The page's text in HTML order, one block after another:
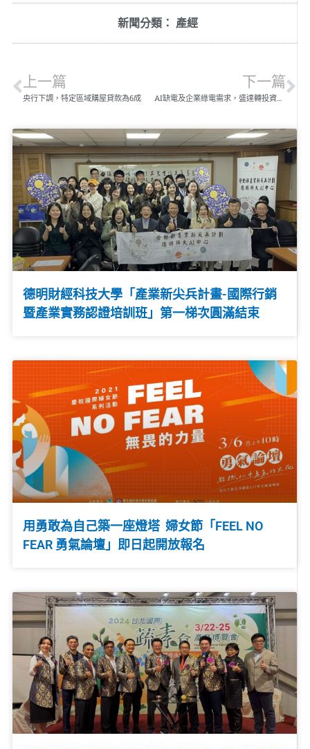
新聞分類： 產經
上一篇
央行下調，特定區域購屋貸款為6成
下一篇
德明財經科技大學「產業新尖兵計畫-國際行銷
暨產業實務認證培訓班」第一梯次圓滿結束
用勇敢為自己築一座燈塔 婦女節「FEEL NO
FEAR 勇氣論壇」即日起開放報名